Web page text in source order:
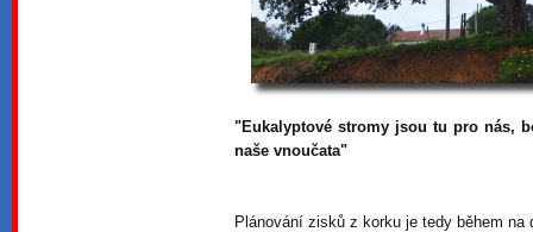
"Eukalyptové stromy jsou tu pro nás,
naše vnoučata"
Plánování zisků z korku je tedy během na